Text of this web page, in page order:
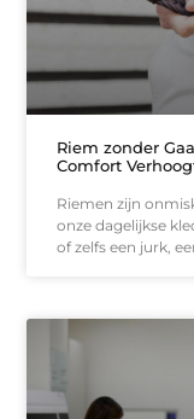
Riem zonder
Comfort
Riemen zijn
onze dagelijkse
of zelfs een jurk,